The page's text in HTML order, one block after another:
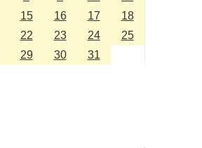
15 16 17
18
22 23 24
25
29 30 31